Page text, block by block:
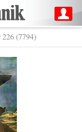
226 (7794)